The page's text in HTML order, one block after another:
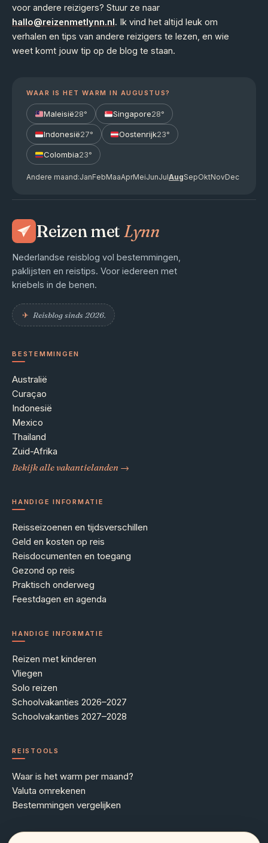
voor andere reizigers? Stuur ze naar
hallo@reizenmetlynn.nl. Ik vind het altijd leuk om
verhalen en tips van andere reizigers te lezen, en wie
weet komt jouw tip op de blog te staan.
WAAR IS HET WARM IN AUGUSTUS?
Maleisië28° Singapore28°
Indonesië27° Oostenrijk23°
Colombia23°
Andere maand:JanFebMaaAprMeiJunJulAugSepOktNovDec
Reizen met Lynn
Nederlandse reisblog vol bestemmingen,
paklijsten en reistips. Voor iedereen met
kriebels in de benen.
✈︎ Reisblog sinds 2026.
BESTEMMINGEN
Australië
Curaçao
Indonesië
Mexico
Thailand
Zuid-Afrika
Bekijk alle vakantielanden →
HANDIGE INFORMATIE
Reisseizoenen en tijdsverschillen
Geld en kosten op reis
Reisdocumenten en toegang
Gezond op reis
Praktisch onderweg
Feestdagen en agenda
HANDIGE INFORMATIE
Reizen met kinderen
Vliegen
Solo reizen
Schoolvakanties 2026–2027
Schoolvakanties 2027–2028
REISTOOLS
Waar is het warm per maand?
Valuta omrekenen
Bestemmingen vergelijken
MEER WETEN